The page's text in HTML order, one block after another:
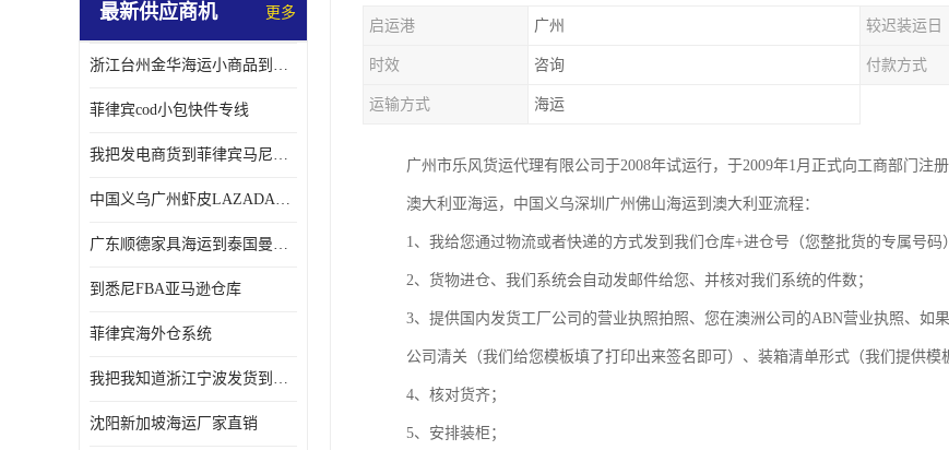
最新供应商机 更多
浙江台州金华海运小商品到菲律宾马尼拉怎样收费
菲律宾cod小包快件专线
我把发电商货到菲律宾马尼拉独立站海运经验告诉您
中国义乌广州虾皮LAZADA电商货海运菲律宾怎样收费
广东顺德家具海运到泰国曼谷需要提供什么资料给海运公司呢
到悉尼FBA亚马逊仓库
菲律宾海外仓系统
我把我知道浙江宁波发货到菲律宾马尼拉海运流程告诉您
沈阳新加坡海运厂家直销
启运港 广州 较迟装运日
时效 咨询 付款方式
运输方式 海运
广州市乐风货运代理有限公司于2008年试运行，于2009年1月正式向工商部门注册
澳大利亚海运，中国义乌深圳广州佛山海运到澳大利亚流程：
1、我给您通过物流或者快递的方式发到我们仓库+进仓号（您整批货的专属号码
2、货物进仓、我们系统会自动发邮件给您、并核对我们系统的件数；
3、提供国内发货工厂公司的营业执照拍照、您在澳洲公司的ABN营业执照、如
公司清关（我们给您模板填了打印出来签名即可）、装箱清单形式（我们提供模
4、核对货齐；
5、安排装柜；